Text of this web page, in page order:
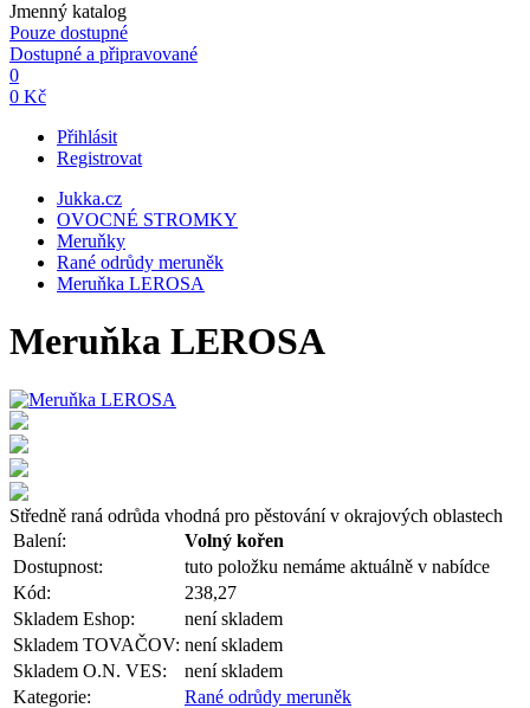
Jmenný katalog
Pouze dostupné
Dostupné a připravované
0
0 Kč
Přihlásit
Registrovat
Jukka.cz
OVOCNÉ STROMKY
Meruňky
Rané odrůdy meruněk
Meruňka LEROSA
Meruňka LEROSA
Středně raná odrůda vhodná pro pěstování v okrajových oblastech
Balení:
Volný kořen
Dostupnost:
tuto položku nemáme aktuálně v nabídce
Kód:
238,27
Skladem Eshop:
není skladem
Skladem TOVAČOV: není skladem
Skladem O.N. VES:
není skladem
Kategorie:
Rané odrůdy meruněk